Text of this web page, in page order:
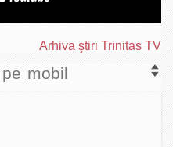
Arhiva ştiri Trinitas TV
mobil